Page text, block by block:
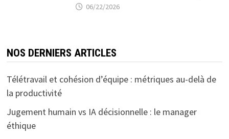
06/22/2026
NOS DERNIERS ARTICLES
Télétravail et cohésion d’équipe : métriques au-delà de
la productivité
Jugement humain vs IA décisionnelle : le manager
éthique